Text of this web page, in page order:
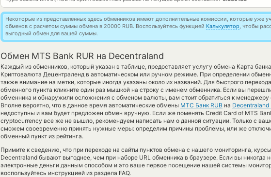
Некоторые из представленных здесь обменников имеют дополнительные комиссии, которые уже
обменов с расчетом суммы обмена в 20000 RUB. Воспользуйтесь функцией Калькулятор, чтобы
выгодный обмен для вашей суммы.
Обмен MTS Bank RUR на Decentraland
Каждый из обменников, который указан в таблице, предоставляет услугу обмена Карта
Криптовалюта Децентраленд в автоматическом или ручном режиме. При определении
также внимание на метки, которые иногда указаны около их названий. Для быстрого
обменного пункта кликните один раз мышкой на строку с именем обменника. Если вы
обменника и обнаружили осложнения с обменом валюты, вам стоит обратиться к менеджеру
Вполне вероятно, что в данное время автоматические обмены МТС Банк RUB на Decentraland
недоступны и вам будет предложен обмен вручную. Если же поменять Credit Card of MTS
cryptocurrency все же не вышло, рекомендуем написать нам о данной ситуации. Только с
сможем своевременно принять нужные меры: определим причины проблемы, или же
обменный пункт из рейтинга.
Примите к сведению, что при переходе на сайты пунктов обмена с нашего мониторинга,
Decentraland бывают выгоднее, чем при наборе URL обменника в браузере. Если вы никогда
электронные деньги данным способом и это ваше первое посещение нашей системы
воспользуйтесь инструкцией из раздела FAQ.